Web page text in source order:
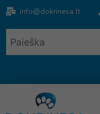
info@dokrinesa.lt